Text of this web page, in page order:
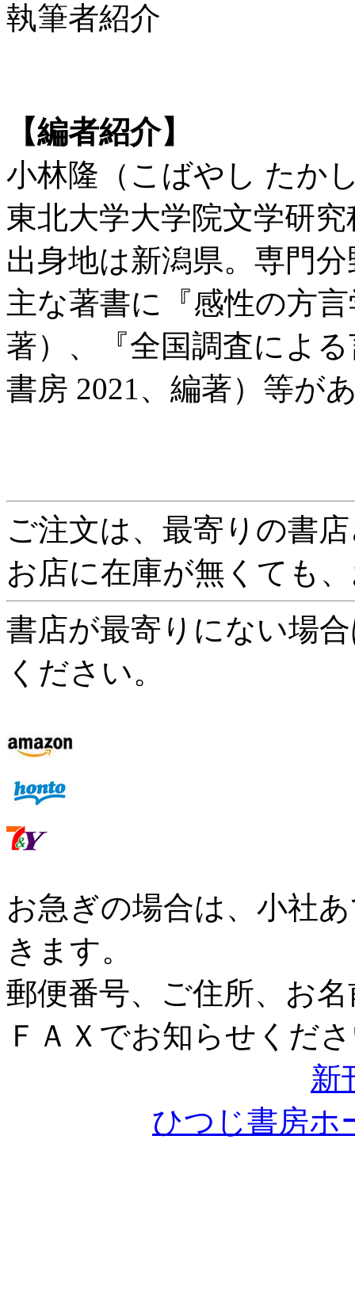
執筆者紹介
【編者紹介】
小林隆（こばやし たか
東北大学大学院文学研究
出身地は新潟県。専門
主な著書に『感性の方
著）、『全国調査によ
書房 2021、編著）等が
ご注文は、最寄りの書
お店に在庫が無くても
書店が最寄りにない場
ください。
お急ぎの場合は、小社
きます。
郵便番号、ご住所、お
ＦＡＸでお知らせくだ
新
ひつじ書房ホ